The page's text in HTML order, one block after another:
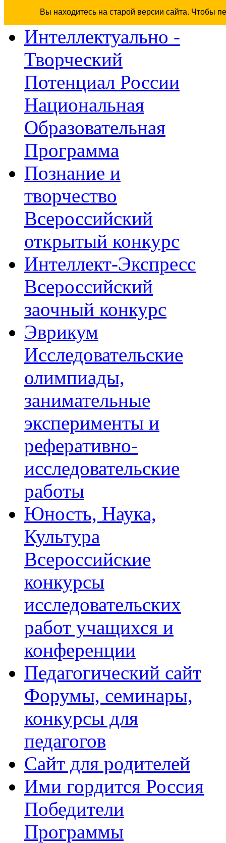
Вы находитесь на старой версии сайта. Чтобы
Интеллектуально -
Творческий
Потенциал России
Национальная
Образовательная
Программа
Познание и
творчество
Всероссийский
открытый конкурс
Интеллект-Экспресс
Всероссийский
заочный конкурс
Эврикум
Исследовательские
олимпиады,
занимательные
эксперименты и
реферативно-
исследовательские
работы
Юность, Наука,
Культура
Всероссийские
конкурсы
исследовательских
работ учащихся и
конференции
Педагогический сайт
Форумы, семинары,
конкурсы для
педагогов
Сайт для родителей
Ими гордится Россия
Победители
Программы